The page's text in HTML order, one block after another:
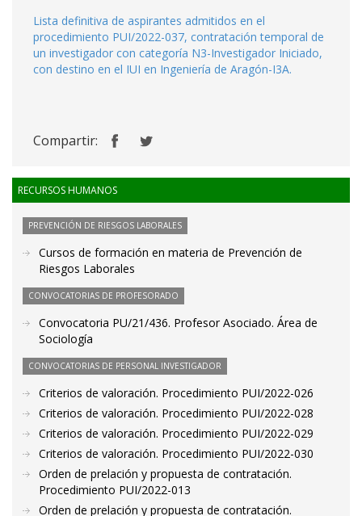
Lista definitiva de aspirantes admitidos en el
procedimiento PUI/2022-037, contratación temporal de
un investigador con categoría N3-Investigador Iniciado,
con destino en el IUI en Ingeniería de Aragón-I3A.
Compartir:
RECURSOS HUMANOS
PREVENCIÓN DE RIESGOS LABORALES
Cursos de formación en materia de Prevención de
Riesgos Laborales
CONVOCATORIAS DE PROFESORADO
Convocatoria PU/21/436. Profesor Asociado. Área de
Sociología
CONVOCATORIAS DE PERSONAL INVESTIGADOR
Criterios de valoración. Procedimiento PUI/2022-026
Criterios de valoración. Procedimiento PUI/2022-028
Criterios de valoración. Procedimiento PUI/2022-029
Criterios de valoración. Procedimiento PUI/2022-030
Orden de prelación y propuesta de contratación.
Procedimiento PUI/2022-013
Orden de prelación y propuesta de contratación.